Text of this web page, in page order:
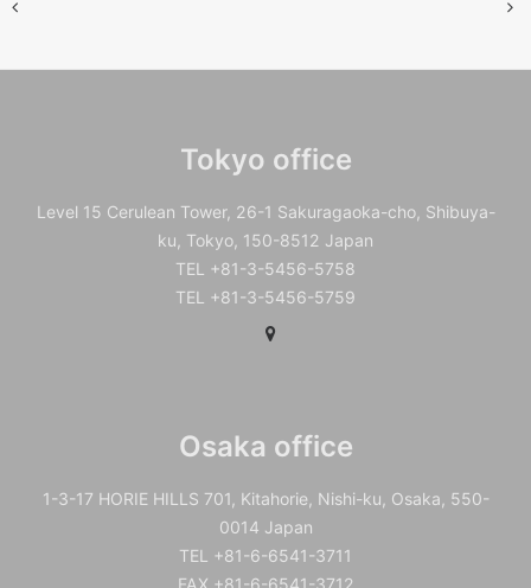
Tokyo office
Level 15 Cerulean Tower, 26-1 Sakuragaoka-cho, Shibuya-
ku, Tokyo, 150-8512 Japan
TEL +81-3-5456-5758
TEL +81-3-5456-5759
Osaka office
1-3-17 HORIE HILLS 701, Kitahorie, Nishi-ku, Osaka, 550-
0014 Japan
TEL +81-6-6541-3711
FAX +81-6-6541-3712